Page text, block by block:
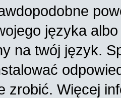
języka
na twój język.
zrobić. Więcej